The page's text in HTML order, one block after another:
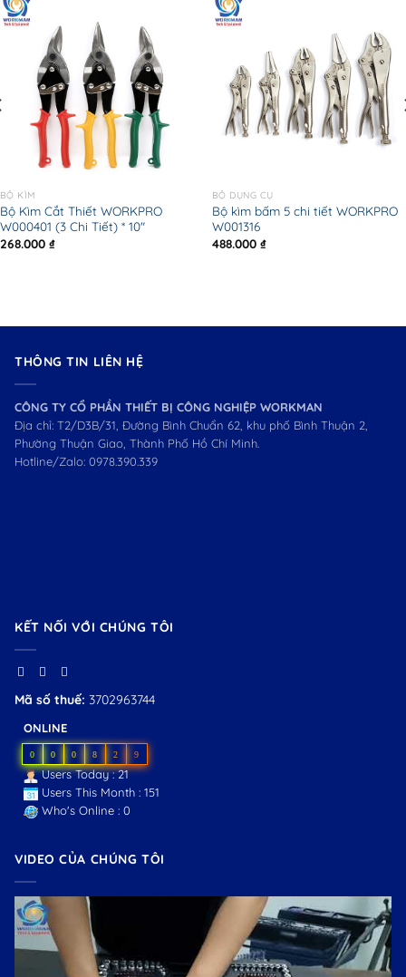
BỘ KÌM
Bộ Kìm Cắt Thiết WORKPRO
W000401 (3 Chi Tiết) * 10″
268.000 ₫
BỘ DỤNG CỤ
Bộ kìm bấm 5 chi tiết WORKPRO
W001316
488.000 ₫
THÔNG TIN LIÊN HỆ
CÔNG TY CỔ PHẦN THIẾT BỊ CÔNG NGHIỆP WORKMAN
Địa chỉ: T2/D3B/31, Đường Bình Chuẩn 62, khu phố Bình Thuận 2,
Phường Thuận Giao, Thành Phố Hồ Chí Minh.
Hotline/Zalo: 0978.390.339
KẾT NỐI VỚI CHÚNG TÔI
Mã số thuế: 3702963744
ONLINE
0 0 0 8 2 9
Users Today : 21
Users This Month : 151
Who's Online : 0
VIDEO CỦA CHÚNG TÔI